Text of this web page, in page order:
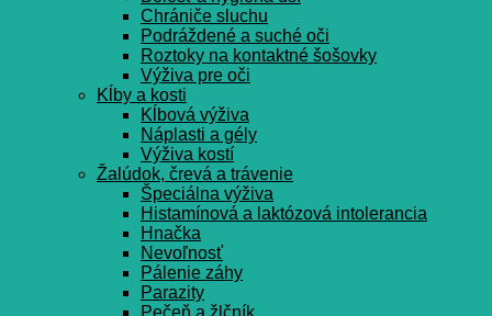
Chrániče sluchu
Podráždené a suché oči
Roztoky na kontaktné šošovky
Výživa pre oči
Kĺby a kosti
Kĺbová výživa
Náplasti a gély
Výživa kostí
Žalúdok, črevá a trávenie
Špeciálna výživa
Histamínová a laktózová intolerancia
Hnačka
Nevoľnosť
Pálenie záhy
Parazity